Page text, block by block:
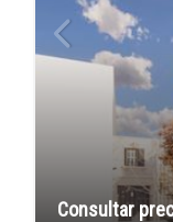
Consultar